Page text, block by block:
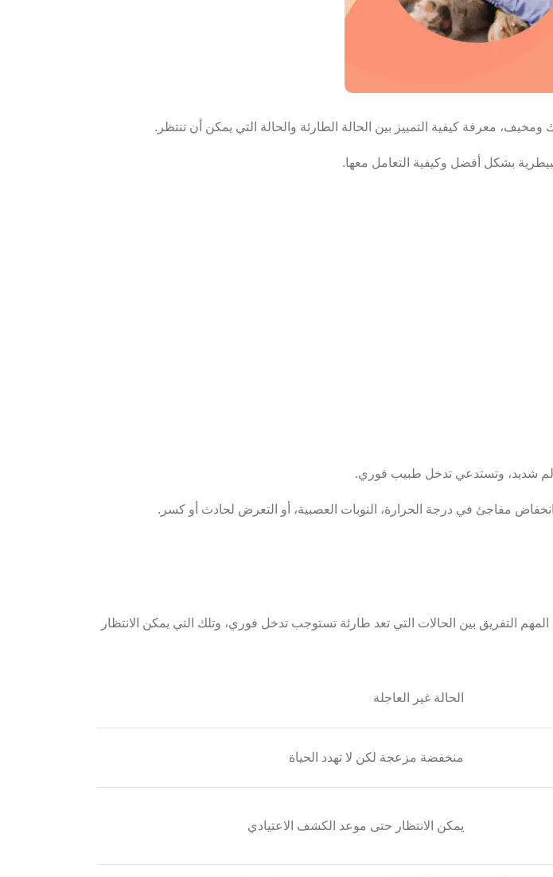
معرفة كيفية التمييز بين الحالة الطارئة والحالة التي يمكن أن تنتظر.
بشكل أفضل وكيفية التعامل معها.
ألم شديد، وتستدعي تدخل طبيب فوري.
مفاجئ في درجة الحرارة، النوبات العصبية، أو التعرض لحادث أو كسر.
التفريق بين الحالات التي تعد طارئة تستوجب تدخل فوري، وتلك التي يمكن الانتظار
الحالة غير العاجلة
منخفضة مزعجة لكن لا تهدد الحياة
يمكن الانتظار حتى موعد الكشف الاعتيادي